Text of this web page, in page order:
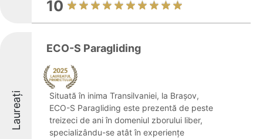
10
Laureați
ECO-S Paragliding
Situată în inima Transilvaniei, la Brașov,
ECO-S Paragliding este prezentă de peste
treizeci de ani în domeniul zborului liber,
specializându-se atât în experiențe